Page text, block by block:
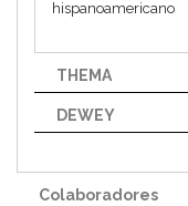
hispanoamericano
THEMA
DEWEY
Colaboradores